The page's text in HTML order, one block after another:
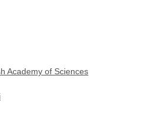
Academy of Sciences